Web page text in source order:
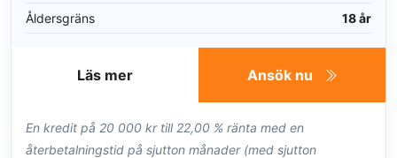
Åldersgräns
18 år
Ansök nu
Läs mer
En kredit på 20 000 kr till 22,00 % ränta med en
återbetalningstid på sjutton månader (med sjutton